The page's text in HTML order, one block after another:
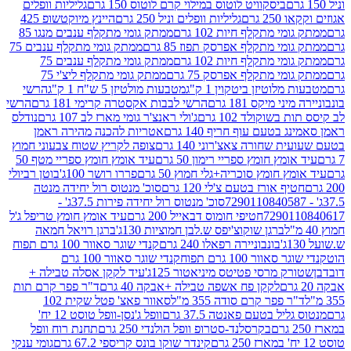
ביסקוויט לוטוס במילוי קרם לוטוס 150 גרם
גליליות וופלים
גרם
גליליות וופלים וניל 250 גרם
היינץ מיוקטשופ 425
מתקלף חיות 102 גרם
ממתק גומי מתקלף ענבים מנגו 85
מתקלף אפרסק תפוז 85 גרם
ממתק גומי מתקלף ענבים 75
מתקלף חיות 102 גרם
ממתק גומי מתקלף ענבים 75
מתקלף אפרסק 75 גרם
ממתק גומי מתקלף ליצ'י 75
ביטקוין 1 ק"ג
מטבעות מולטיזן 5 ש"ח 1 ק"ג
הרשי
מיקס 181 גרם
הרשי לבבות אקסטרה קרימי 181 גרם
הרשי
102 גרם
ג'ולי ראנצ'ר גומי מארז לב 107 גרם
נודלס
עוף חריף 140 גרם
אטריות להכנה מהירה ראמן
שחורה צאצ'רוני 140 גרם
צופה לקריץ שטוח צבעוני חמוץ
חומץ ספריי רימון 50 גרם
עיד אומץ חומץ ספריי מטף 50
חומץ סוכריה+גלי חמוץ 50 גרם
פררו רושר 100ג'
בוטן רביולי
אורז בטעם צ'לי 120 גרם
סוכ' מנטוס רול יחידה מנטה
סוכ' מנטוס רול יחידה פירות 37.5ג' -
חטיפי חומוס דבאייל 200 גרם
עיד אומץ חומץ טריפל ג'ל
ברגן שוקוצ'יפס ש.לבן חמוציות 130ג'
ברגן רויאל חמאה
בונבוניירה רפאלו 240 גרם
קנדי שוגר סאוור 100 גרם תפוח
100 גרם תפוח
קנדי שוגר סאוור 100 גרם
מרסי פטיטס מיניאטור 125ג'
עיד לקקן אסלה טבילה +
לקקן פח אשפה טבילה +אבקה 40 גרם
ד"ר פפר קרם תות
פפר קרם סודה 355 מ"ל
סאוור פאצ' פטל שקית 102
בטעם פאנטה 37.5 גרם
וופל ג'נסן-וופל טוסט 12 יח'
בקרסלנד-סטרופ וופל הולנדי 250 גרם
תחנת רוח וופל
קינדר שוקו בונס קריספי 67.2 גרם
גומי ענקי